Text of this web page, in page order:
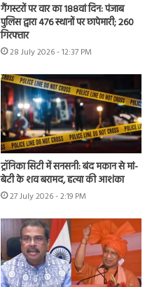
गैंगस्टरों पर वार का 188वां दिन: पंजाब
पुलिस द्वारा 476 स्थानों पर छापेमारी; 260
गिरफ्तार
28 July 2026 - 12:37 PM
ट्रॉनिका सिटी में सनसनी: बंद मकान से मां-
बेटी के शव बरामद, हत्या की आशंका
27 July 2026 - 2:19 PM